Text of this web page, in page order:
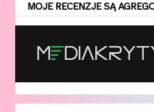
MOJE RECENZJE SĄ